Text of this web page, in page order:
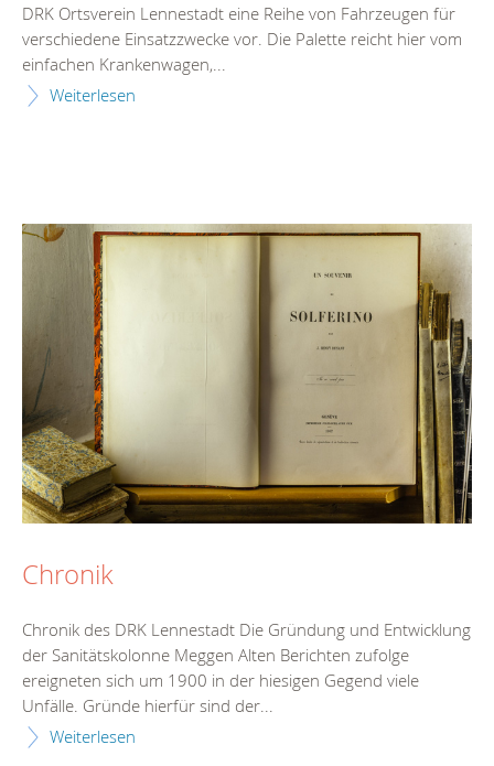
DRK Ortsverein Lennestadt eine Reihe von Fahrzeugen für
verschiedene Einsatzzwecke vor. Die Palette reicht hier vom
einfachen Krankenwagen,...
Weiterlesen
Chronik
Chronik des DRK Lennestadt Die Gründung und Entwicklung
der Sanitätskolonne Meggen Alten Berichten zufolge
ereigneten sich um 1900 in der hiesigen Gegend viele
Unfälle. Gründe hierfür sind der...
Weiterlesen